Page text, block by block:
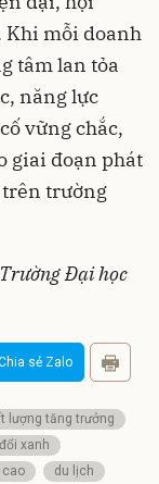
Khi mỗi doanh
tâm lan tỏa
năng lực
vững chắc,
giai đoạn phát
trường
Đại học
sẻ Zalo
lượng tăng trưởng
xanh
cao
du lịch